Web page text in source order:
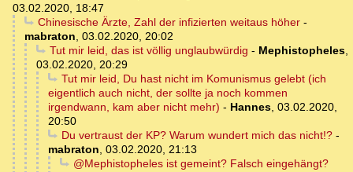
03.02.2020, 18:47
Chinesische Ärzte, Zahl der infizierten weitaus höher-
mabraton, 03.02.2020, 20:02
Tut mir leid, das ist völlig unglaubwürdig - Mephistopheles,
03.02.2020, 20:29
Tut mir leid, Du hast nicht im Komunismus gelebt (ich
eigentlich auch nicht, der sollte ja noch kommen
irgendwann, kam aber nicht mehr) - Hannes, 03.02.2020,
20:50
Du vertraust der KP? Warum wundert mich das nicht!?-
mabraton, 03.02.2020, 21:13
@Mephistopheles ist gemeint? Falsch eingehängt?